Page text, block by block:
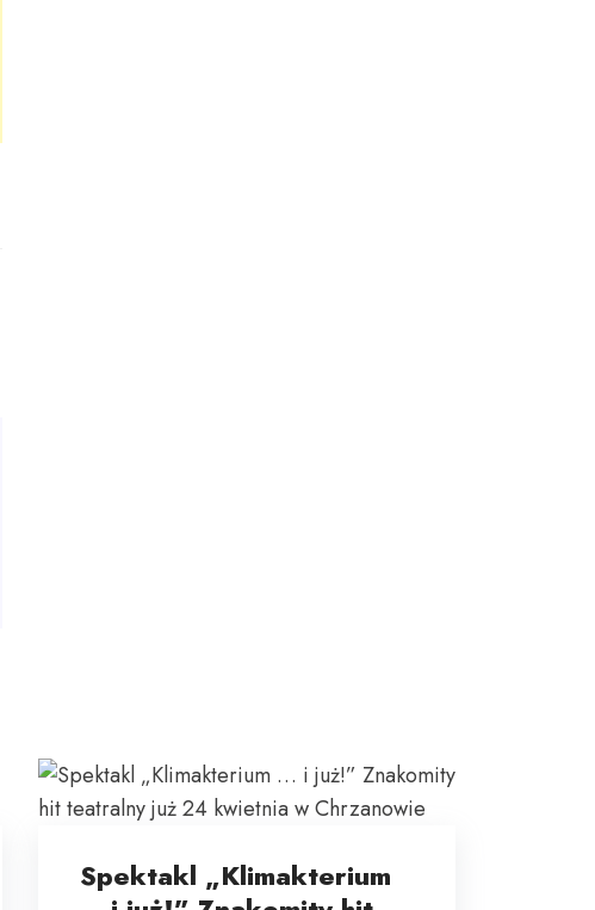
Spektakl „Klimakterium